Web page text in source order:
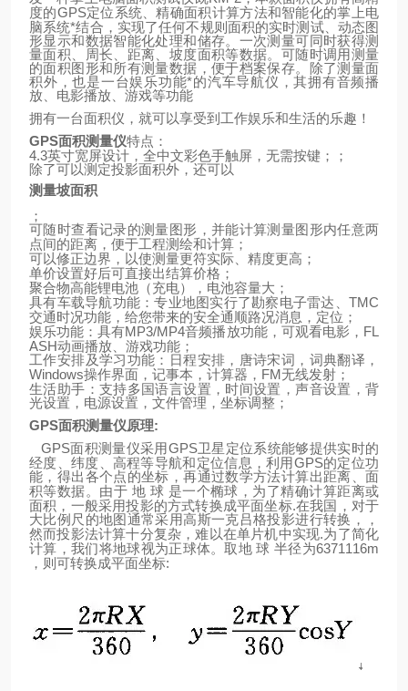
度的GPS定位系统、精确面积计算方法和智能化的掌上电
脑系统*结合，实现了任何不规则面积的实时测试、动态图
形显示和数据智能化处理和储存。一次测量可同时获得测
量面积、周长、距离、坡度面积等数据。可随时调用测量
的面积图形和所有测量数据，便于档案保存。除了测量面
积外，也是一台娱乐功能*的汽车导航仪，其拥有音频播
放、电影播放、游戏等功能
拥有一台面积仪，就可以享受到工作娱乐和生活的乐趣！
GPS面积测量仪特点：
4.3英寸宽屏设计，全中文彩色手触屏，无需按键；；
除了可以测定投影面积外，还可以
测量坡面积
；
可随时查看记录的测量图形，并能计算测量图形内任意两
点间的距离，便于工程测绘和计算；
可以修正边界，以使测量更符实际、精度更高；
单价设置好后可直接出结算价格；
聚合物高能锂电池（充电），电池容量大；
具有车载导航功能：专业地图实行了勘察电子雷达、 TMC
交通时况功能，给您带来的安全通顺路况消息，定位；
娱乐功能：具有MP3/MP4音频播放功能，可观看电影， FL
ASH动画播放、游戏功能；
工作安排及学习功能：日程安排，唐诗宋词，词典翻译，
Windows操作界面，记事本，计算器， FM无线发射；
生活助手：支持多国语言设置，时间设置，声音设置，背
光设置，电源设置，文件管理，坐标调整；
GPS面积测量仪原理:
GPS面积测量仪采用GPS卫星定位系统能够提供实时的
经度、纬度、高程等导航和定位信息，利用GPS的定位功
能，得出各个点的坐标，再通过数学方法计算出距离、面
积等数据。由于 地 球 是一个椭球，为了精确计算距离或
面积，一般采用投影的方式转换成平面坐标.在我国，对于
大比例尺的地图通常采用高斯一克吕格投影进行转换，，
然而投影法计算十分复杂，难以在单片机中实现.为了简化
计算，我们将地球视为正球体。取地 球 半径为6371116m
，则可转换成平面坐标: